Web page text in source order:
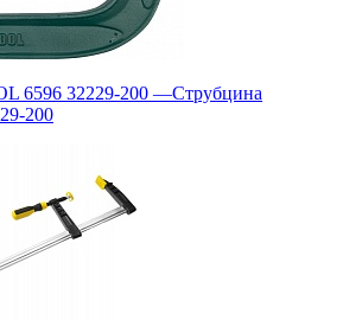
6596 32229-200 —Струбцина
200